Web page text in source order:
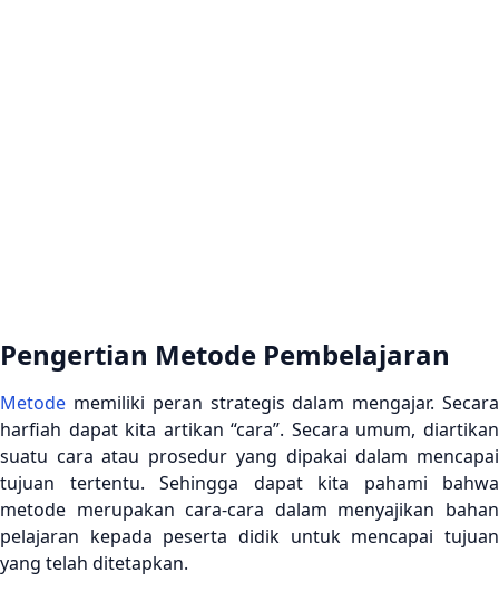
Pengertian Metode Pembelajaran
Metode memiliki peran strategis dalam mengajar. Secara
harfiah dapat kita artikan “cara”. Secara umum, diartikan
suatu cara atau prosedur yang dipakai dalam mencapai
tujuan tertentu. Sehingga dapat kita pahami bahwa
metode merupakan cara-cara dalam menyajikan bahan
pelajaran kepada peserta didik untuk mencapai tujuan
yang telah ditetapkan.